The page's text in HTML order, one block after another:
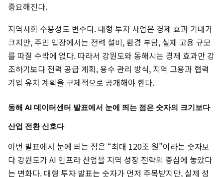
중요해진다.
지역사회 수용성도 변수다. 대형 투자 사업은 경제 효과 기대가
크지만, 주민 입장에서는 전력 설비, 환경 부담, 실제 고용 규모
를 따질 수밖에 없다. 따라서 강원도와 동해시는 경제 효과만 강
조하기보다 전력 공급 계획, 용수 관리 방식, 지역 고용과 협력
기업 유치 계획을 구체적으로 공개해야 한다.
동해 AI 데이터센터 발표에서 눈에 띄는 점은 숫자의 크기보다
산업 전환 신호다
이번 발표에서 눈에 띄는 점은 “최대 120조 원”이라는 숫자보
다 강원도가 AI 인프라 산업을 지역 성장 전략의 중심에 놓았다
는 변화다. 대형 투자 발표는 숫자가 먼저 주목받지만, 실제 성